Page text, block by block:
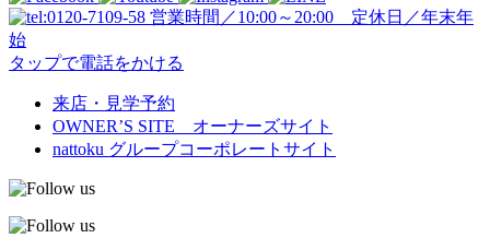
営業時間／10:00～20:00 定休日／年末年
始
タップで電話をかける
来店・見学予約
OWNER’S SITE オーナーズサイト
nattoku グループコーポレートサイト